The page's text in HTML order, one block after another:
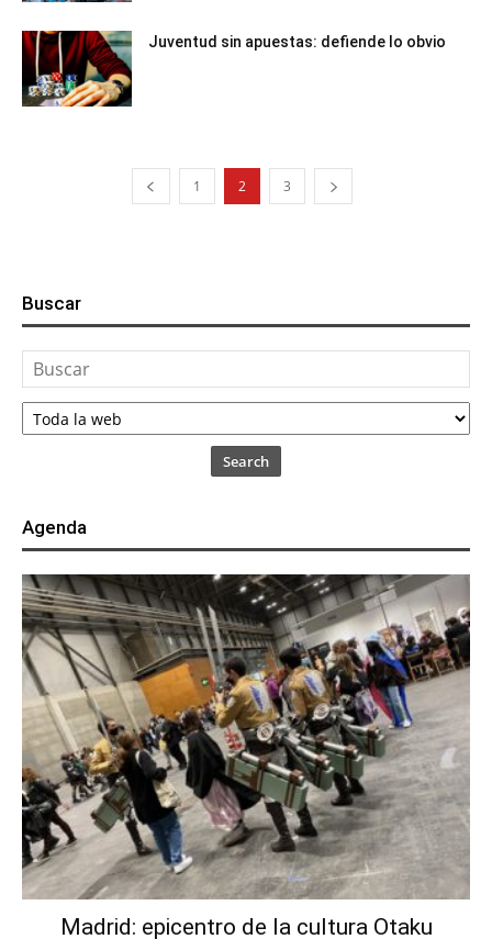
Juventud sin apuestas: defiende lo obvio
1 2 3
Buscar
Search
Agenda
Madrid: epicentro de la cultura Otaku